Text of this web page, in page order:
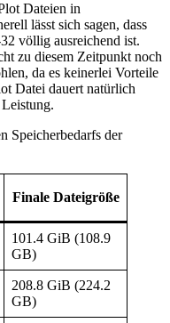
Dateien in
lässt sich sagen, dass
völlig ausreichend ist.
zu diesem Zeitpunkt noch
da es keinerlei Vorteile
Datei dauert natürlich
Speicherbedarfs der
Finale Dateigröße
101.4 GiB (108.9
GB)
208.8 GiB (224.2
GB)